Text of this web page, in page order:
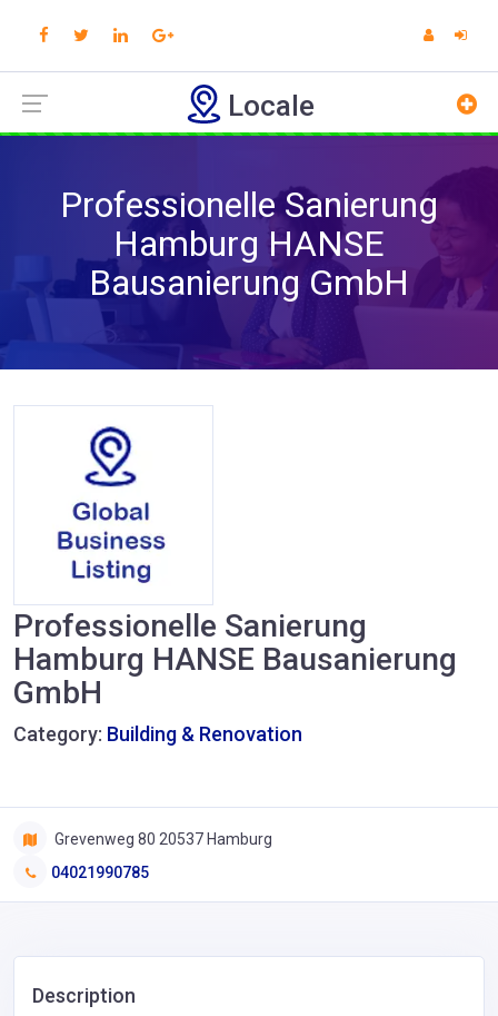
Locale
Professionelle Sanierung
Hamburg HANSE
Bausanierung GmbH
Professionelle Sanierung
Hamburg HANSE Bausanierung
GmbH
Category: Building & Renovation
Grevenweg 80 20537 Hamburg
04021990785
Description